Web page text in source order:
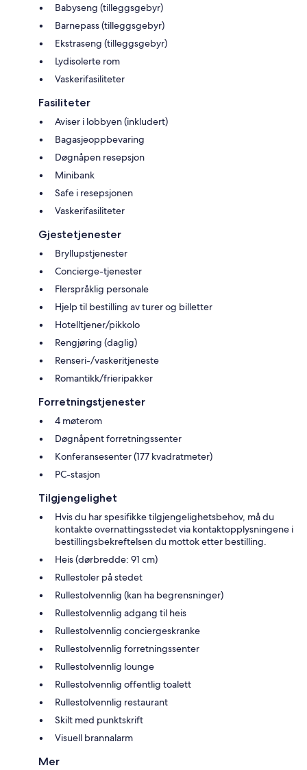
Babyseng (tilleggsgebyr)
Barnepass (tilleggsgebyr)
Ekstraseng (tilleggsgebyr)
Lydisolerte rom
Vaskerifasiliteter
Fasiliteter
Aviser i lobbyen (inkludert)
Bagasjeoppbevaring
Døgnåpen resepsjon
Minibank
Safe i resepsjonen
Vaskerifasiliteter
Gjestetjenester
Bryllupstjenester
Concierge-tjenester
Flerspråklig personale
Hjelp til bestilling av turer og billetter
Hotelltjener/pikkolo
Rengjøring (daglig)
Renseri-/vaskeritjeneste
Romantikk/frieripakker
Forretningstjenester
4 møterom
Døgnåpent forretningssenter
Konferansesenter (177 kvadratmeter)
PC-stasjon
Tilgjengelighet
Hvis du har spesifikke tilgjengelighetsbehov, må du
kontakte overnattingsstedet via kontaktopplysningene i
bestillingsbekreftelsen du mottok etter bestilling.
Heis (dørbredde: 91 cm)
Rullestoler på stedet
Rullestolvennlig (kan ha begrensninger)
Rullestolvennlig adgang til heis
Rullestolvennlig conciergeskranke
Rullestolvennlig forretningssenter
Rullestolvennlig lounge
Rullestolvennlig offentlig toalett
Rullestolvennlig restaurant
Skilt med punktskrift
Visuell brannalarm
Mer